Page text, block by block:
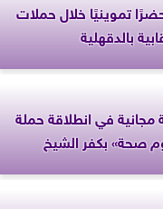
215 محضرًا تموينيًا خلال حملات
بالدقهلية
مجانية في انطلاقة حملة